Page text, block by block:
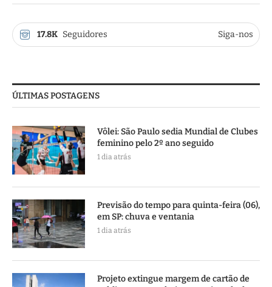
17.8K Seguidores Siga-nos
ÚLTIMAS POSTAGENS
Vôlei: São Paulo sedia Mundial de Clubes
feminino pelo 2º ano seguido
1 dia atrás
Previsão do tempo para quinta-feira (06),
em SP: chuva e ventania
1 dia atrás
Projeto extingue margem de cartão de